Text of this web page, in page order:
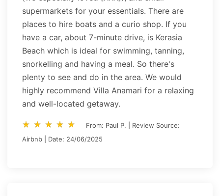
supermarkets for your essentials. There are
places to hire boats and a curio shop. If you
have a car, about 7-minute drive, is Kerasia
Beach which is ideal for swimming, tanning,
snorkelling and having a meal. So there's
plenty to see and do in the area. We would
highly recommend Villa Anamari for a relaxing
and well-located getaway.
star_rate star_rate star_rate star_rate star_rate
star_rate star_rate star_rate star_rate star_rate
From: Paul P. | Review Source:
Airbnb | Date: 24/06/2025